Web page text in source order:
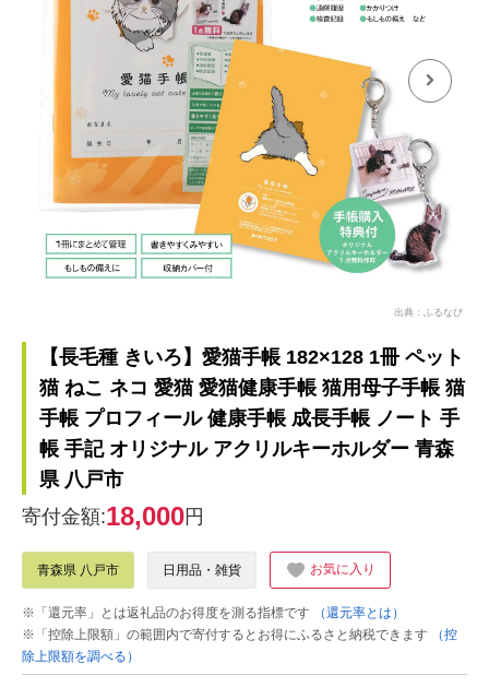
出典：ふるなび
【長毛種 きいろ】愛猫手帳 182×128 1冊 ペット
猫 ねこ ネコ 愛猫 愛猫健康手帳 猫用母子手帳 猫
手帳 プロフィール 健康手帳 成長手帳 ノート 手
帳 手記 オリジナル アクリルキーホルダー 青森
県 八戸市
寄付金額:18,000円
青森県 八戸市 日用品・雑貨 お気に入り
※「還元率」とは返礼品のお得度を測る指標です
（還元率とは）
※「控除上限額」の範囲内で寄付するとお得にふるさと納税できます
（控
除上限額を調べる）